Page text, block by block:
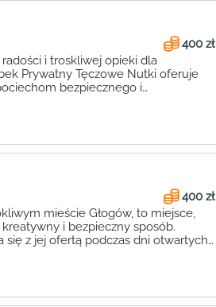
400 zł
i troskliwej opieki dla
Prywatny Tęczowe Nutki oferuje
bezpiecznego i
kadry pedagogicznej.
67-200, Głogów, żłobek zaprasza
przekonać się o naszym
400 zł
mieście Głogów, to miejsce,
i bezpieczny sposób.
się z jej ofertą podczas dni otwartych,
przekonać się, że Bajkonet to
priorytetem jest